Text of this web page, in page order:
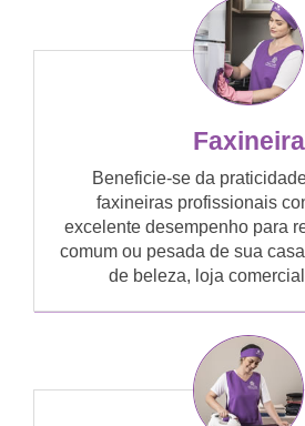
Faxineira
Beneficie-se da
faxineiras profissionais
excelente desempenho para
comum ou pesada de sua
de beleza, loja